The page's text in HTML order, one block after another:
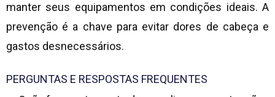
manter seus equipamentos em condições ideais. A
prevenção é a chave para evitar dores de cabeça e
gastos desnecessários.
PERGUNTAS E RESPOSTAS FREQUENTES